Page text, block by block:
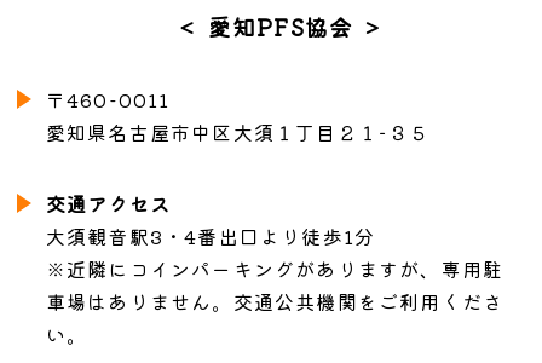
＜ 愛知PFS協会 ＞
〒460-0011
愛知県名古屋市中区大須１丁目２１−３５
交通アクセス
大須観音駅3・4番出口より徒歩1分
※近隣にコインパーキングがありますが、専用駐
車場はありません。交通公共機関をご利用くださ
い。